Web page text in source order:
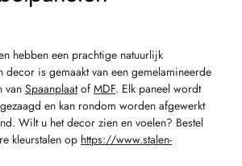
hebben een prachtige natuurlijk
decor is gemaakt van een gemelamineerde
van Spaanplaatof MDF. Elk paneel wordt
en kan rondom worden afgewerkt
Wilt u het decor zien en voelen? Bestel
kleurstalen op https://www.stalen-